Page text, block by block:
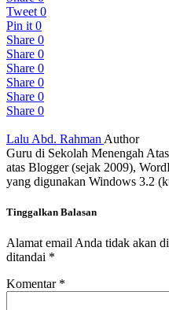
Tweet 0
Pin it 0
Share 0
Share 0
Share 0
Share 0
Share 0
Share 0
Lalu Abd. Rahman Author
Guru di Sekolah Menengah
atas Blogger (sejak 2009),
yang digunakan Windows 3.2
Tinggalkan Balasan
Alamat email Anda tidak akan
ditandai *
Komentar *